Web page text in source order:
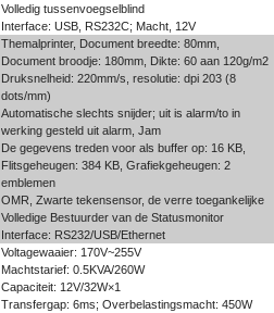
Volledig tussenvoegselblind
Interface: USB, RS232C; Macht, 12V
Themalprinter, Document breedte: 80mm,
Document broodje: 180mm, Dikte: 60 aan 120g/m2
Druksnelheid: 220mm/s, resolutie: dpi 203 (8
dots/mm)
Automatische slechts snijder; uit is alarm/to in
werking gesteld uit alarm, Jam
De gegevens treden voor als buffer op: 16 KB,
Flitsgeheugen: 384 KB, Grafiekgeheugen: 2
emblemen
OMR, Zwarte tekensensor, de verre toegankelijke
Volledige Bestuurder van de Statusmonitor
Interface: RS232/USB/Ethernet
Voltagewaaier: 170V~255V
Machtstarief: 0.5KVA/260W
Capaciteit: 12V/32W×1
Transfergap: 6ms; Overbelastingsmacht: 450W